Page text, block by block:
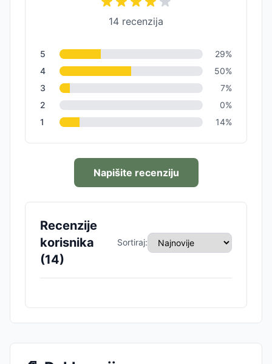
14 recenzija
5 29%
4
50%
3
7%
2
0%
1
14%
Napišite recenziju
Recenzije
korisnika
(14)
Sortiraj: